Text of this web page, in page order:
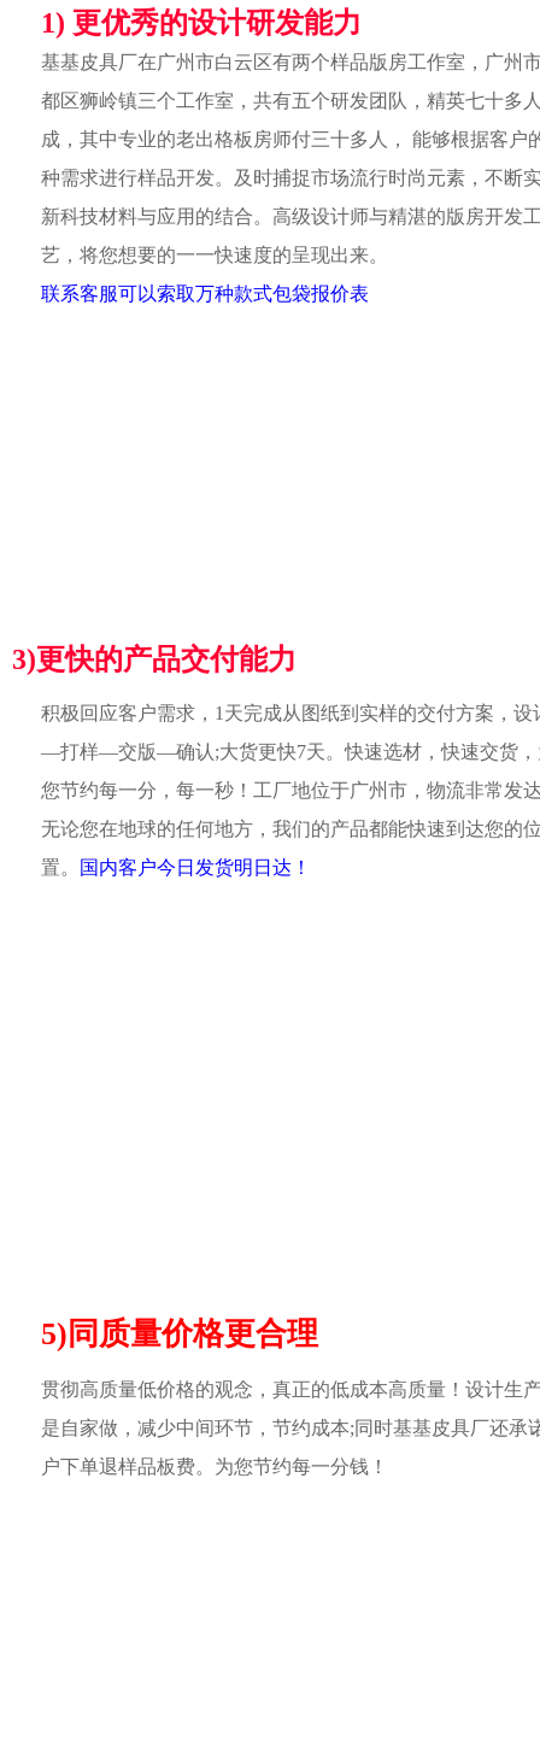
1) 更优秀的设计研发能力
基基皮具厂在广州市白云区有两个样品版房工作室，广州
都区狮岭镇三个工作室，共有五个研发团队，精英七十多
成，其中专业的老出格板房师付三十多人， 能够根据客户
种需求进行样品开发。及时捕捉市场流行时尚元素，不断
新科技材料与应用的结合。高级设计师与精湛的版房开发
艺，将您想要的一一快速度的呈现出来。
联系客服可以索取万种款式包袋报价表
3)更快的产品交付能力
积极回应客户需求，1天完成从图纸到实样的交付方案，设
—打样—交版—确认;大货更快7天。快速选材，快速交货
您节约每一分，每一秒！工厂地位于广州市，物流非常发
无论您在地球的任何地方，我们的产品都能快速到达您的
置。
国内客户今日发货明日达！
5)同质量价格更合理
贯彻高质量低价格的观念，真正的低成本高质量！设计生
是自家做，减少中间环节，节约成本;同时基基皮具厂还承
户下单退样品板费。为您节约每一分钱！